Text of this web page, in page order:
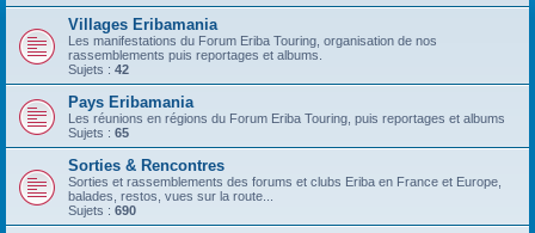
Villages Eribamania
Les manifestations du Forum Eriba Touring, organisation de nos
rassemblements puis reportages et albums.
Sujets : 42
Pays Eribamania
Les réunions en régions du Forum Eriba Touring, puis reportages et albums
Sujets : 65
Sorties & Rencontres
Sorties et rassemblements des forums et clubs Eriba en France et Europe,
balades, restos, vues sur la route...
Sujets : 690